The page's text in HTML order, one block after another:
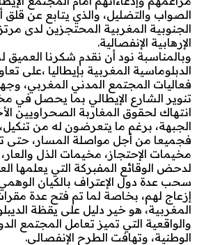
الصواب والتضليل، والذي يتابع عن قلق
الجنوبية المغربية المحتجزين لدى
الإرهابية الإنفصالية.
وبالمناسبة نود أن نقدم شكرنا العميق
الدبلوماسية المغربية بإيطاليا ،على
فعاليات المجتمع المدني المغربي،
تنوير الشارع الإيطالي بما يحصل في
انتهاك لحقوق المغاربة الصحراويين
الجبهة، برغم ما يتعرضون له من
فجميعا من أجل مواصلة المسار، حتى
مخيمات الإحتجاز، مخيمات الذل
لدحض الوقائع المفبركة التي يعلمها
سحب عدة دول الإعتراف بالكيان
إزعاج لهم، بخاصة لما تم فتح عدة
المغربية، هو خير دليل على يقظة
والواقعية التي تميز تعامل المجتمع
الوطنية، وتهافت الطرح الإنفصالي.